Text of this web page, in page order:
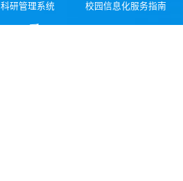
科研管理系统 校园信息化服务指南